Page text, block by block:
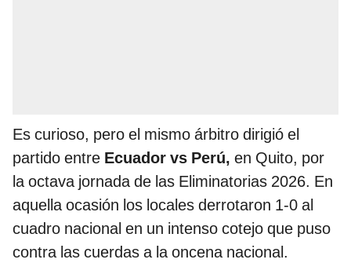
Es curioso, pero el mismo árbitro dirigió el
partido entre Ecuador vs Perú, en Quito, por
la octava jornada de las Eliminatorias 2026. En
aquella ocasión los locales derrotaron 1-0 al
cuadro nacional en un intenso cotejo que puso
contra las cuerdas a la oncena nacional.